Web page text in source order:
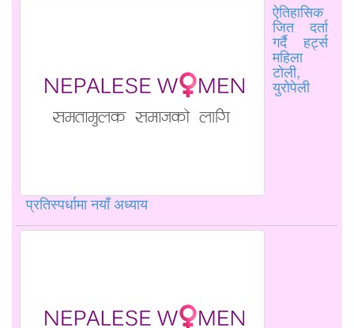
ऐतिहासिक
जित दर्ता
गर्दै हर्ट्स
महिला
टोली,
युरोपेली
प्रतिस्पर्धामा नयाँ अध्याय